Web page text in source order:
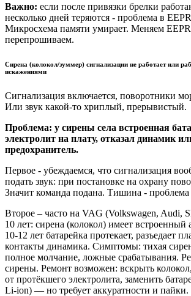
Важно: если после привязки брелки
несколько дней теряются - проблема в
Микросхема памяти умирает. Меняем
перепрошиваем.
Сирена (колокол/зуммер) сигнализации не работает или
искажениями
Сигнализация включается, поворотники
Или звук какой-то хриплый, прерывистый.
Проблема: у сирены села встроенная
электролит на плату, отказал динамик
предохранитель.
Первое - убеждаемся, что сигнализация
подать звук: при постановке на охрану
Значит команда подана. Тишина - проблема
Второе – часто на VAG (Volkswagen, Audi,
10 лет: сирена (колокол) имеет встроенный
10-12 лет батарейка протекает, разъедает
контакты динамика. Симптомы: тихая
полное молчание, ложные срабатывания.
сирены. Ремонт возможен: вскрыть
от протёкшего электролита, заменить
Li-ion) — но требует аккуратности и пайки.